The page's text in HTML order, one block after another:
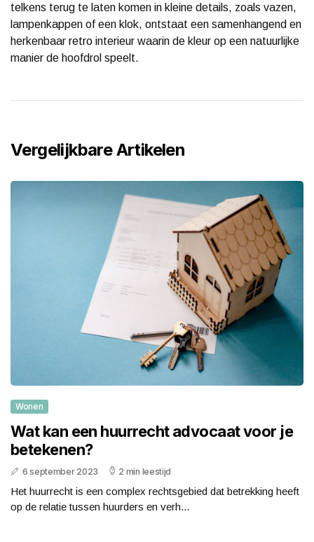
telkens terug te laten komen in kleine details, zoals vazen,
lampenkappen of een klok, ontstaat een samenhangend en
herkenbaar retro interieur waarin de kleur op een natuurlijke
manier de hoofdrol speelt.
Vergelijkbare Artikelen
Wonen
Wat kan een huurrecht advocaat voor je
betekenen?
6 september 2023 2 min leestijd
Het huurrecht is een complex rechtsgebied dat betrekking heeft
op de relatie tussen huurders en verh...